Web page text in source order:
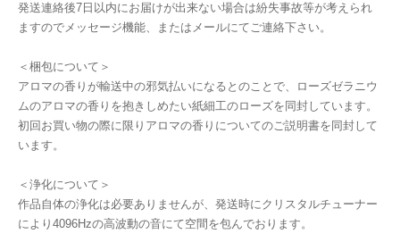
発送連絡後7日以内にお届けが出来ない場合は紛失事故等が考えられ
ますのでメッセージ機能、またはメールにてご連絡下さい。
＜梱包について＞
アロマの香りが輸送中の邪気払いになるとのことで、ローズゼラニウ
ムのアロマの香りを抱きしめたい紙細工のローズを同封しています。
初回お買い物の際に限りアロマの香りについてのご説明書を同封して
います。
＜浄化について＞
作品自体の浄化は必要ありませんが、発送時にクリスタルチューナー
により4096Hzの高波動の音にて空間を包んでおります。